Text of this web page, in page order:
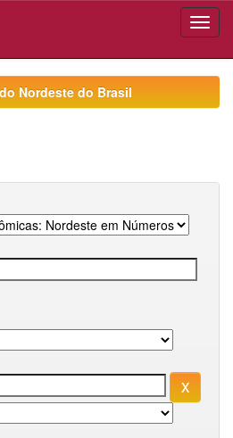
Nordeste do Brasil